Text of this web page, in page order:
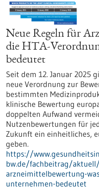
Neue Regeln für
die HTA-
bedeutet
Seit dem 12. Januar 2025
neue Verordnung zur
bestimmten
klinische Bewertung
doppelten Aufwand
Nutzenbewertungen für
Zukunft ein einheitliches,
geben.
https://
bw.de/fachbeitrag/
arzneimittelbewertung-
unternehmen-bedeutet